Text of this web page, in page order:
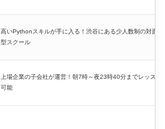
高いPythonスキルが手に入る！渋谷にある少人数制の対面
型スクール
上場企業の子会社が運営！朝7時～夜23時40分までレッスン
可能